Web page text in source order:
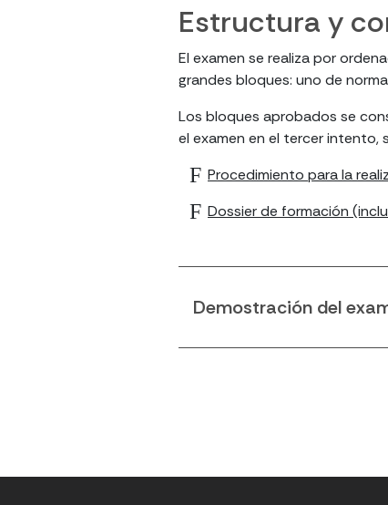
Estructura y
El examen se realiza por
grandes bloques: uno de
Los bloques aprobados se
el examen en el tercer intento,
Procedimiento para la
Dossier de formación
Demostración del